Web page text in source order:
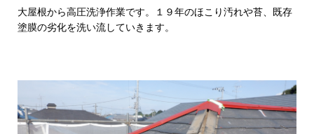
大屋根から高圧洗浄作業です。１９年のほこり汚れや苔、既存
塗膜の劣化を洗い流していきます。